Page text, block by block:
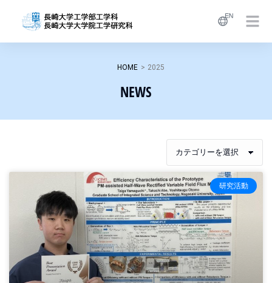
HOME > 2025
NEWS
研究活動